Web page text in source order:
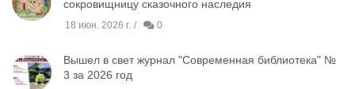
сокровищницу сказочного наследия
18 июн. 2026 г. 0
Вышел в свет журнал "Современная библиотека" №
3 за 2026 год